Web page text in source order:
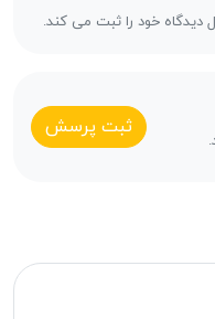
دیدگاه خود را ثبت می کند.
ثبت پرسش